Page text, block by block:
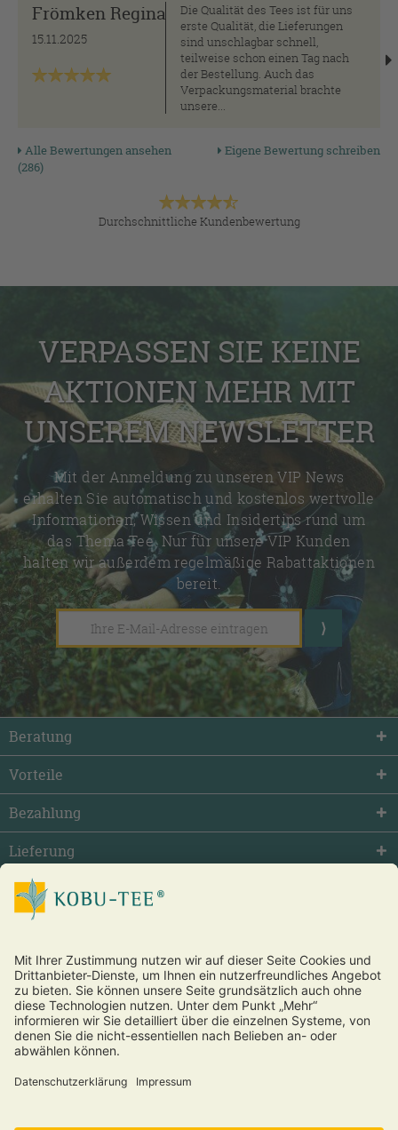
Frömken Regina
15.11.2025
Die Qualität des Tees ist für uns
erste Qualität, die Lieferungen
sind unschlagbar schnell,
teilweise schon einen Tag nach
der Bestellung. Auch das
Verpackungsmaterial brachte
unsere...
Alle Bewertungen ansehen
(286)
Eigene Bewertung schreiben
Durchschnittliche Kundenbewertung
VERPASSEN SIE KEINE
AKTIONEN MEHR MIT
UNSEREM NEWSLETTER
Mit der Anmeldung zu unseren VIP News
erhalten Sie automatisch und kostenlos wertvolle
Informationen, Wissen und Insidertips rund um
das Thema Tee. Nur für unsere VIP Kunden
halten wir außerdem regelmäßige Rabattaktionen
bereit.
Beratung
Vorteile
Bezahlung
Lieferung
facebook twitter youtube
Vertrag widerrufen